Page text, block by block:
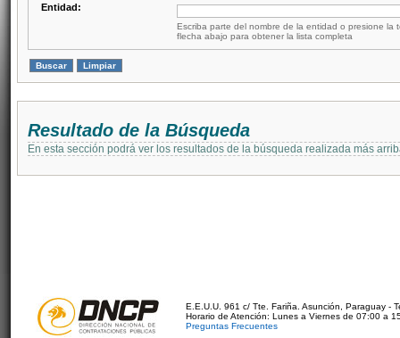
Entidad:
Escriba parte del nombre de la entidad o presione la
flecha abajo para obtener la lista completa
Resultado de la Búsqueda
En esta sección podrá ver los resultados de la búsqueda realizada más
E.E.U.U. 961 c/ Tte. Fariña. Asunción, Paraguay -
Horario de Atención: Lunes a Viernes de 07:00 a
Preguntas Frecuentes